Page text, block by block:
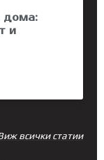
дома:
и
всички статии